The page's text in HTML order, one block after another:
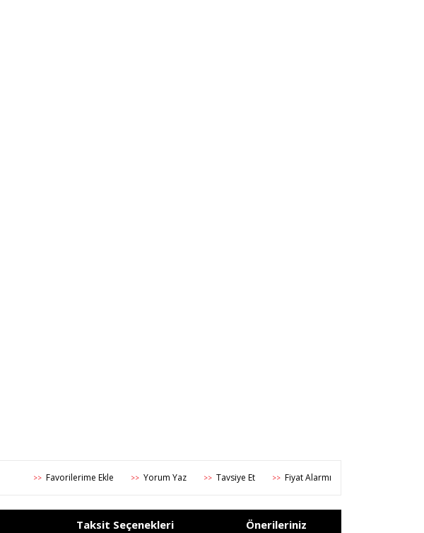
>> >> Yorum Yaz >> Tavsiye Et >> Fiyat Alarmı
Taksit Seçenekleri Önerileriniz